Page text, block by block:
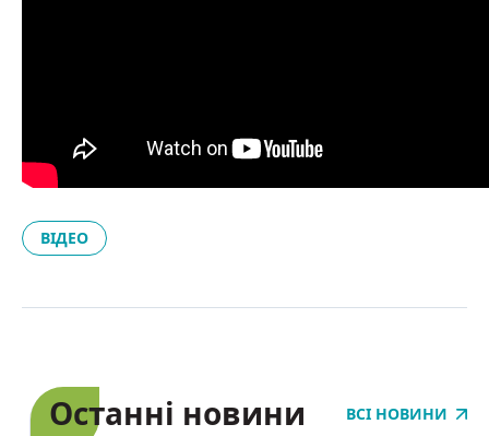
ВІДЕО
Останні новини ВСІ НОВИНИ